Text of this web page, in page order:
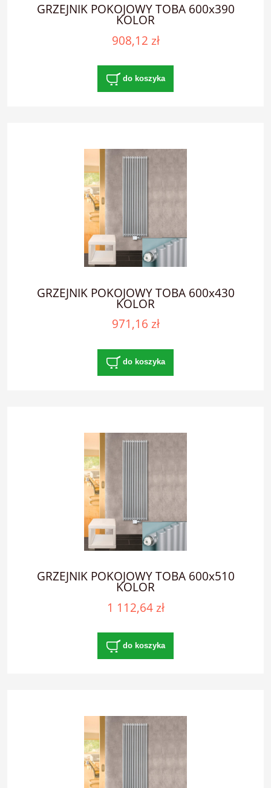
GRZEJNIK POKOJOWY TOBA 600x390
KOLOR
908,12 zł
do koszyka
GRZEJNIK POKOJOWY TOBA 600x430
KOLOR
971,16 zł
do koszyka
GRZEJNIK POKOJOWY TOBA 600x510
KOLOR
1 112,64 zł
do koszyka